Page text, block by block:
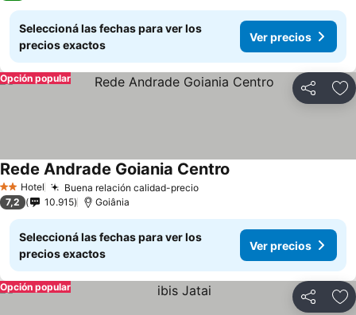
Seleccioná las fechas para ver los
precios exactos
Ver precios
Compartir
Opción popular
2 Estrellas
Hotel Buena relación calidad-precioVer precios
Rede Andrade Goiania Centro
7,2 10.915 Goiânia
Seleccioná las fechas para ver los
precios exactos
Ver precios
Compartir
Opción popular